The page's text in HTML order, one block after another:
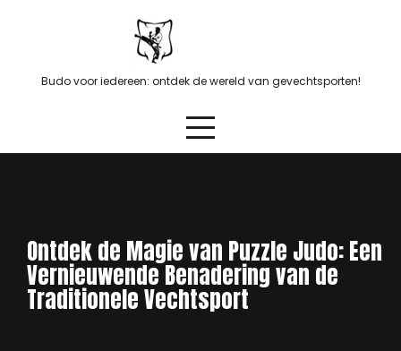
Budo voor iedereen: ontdek de wereld van gevechtsporten!
Ontdek de Magie van Puzzle Judo: Een
Vernieuwende Benadering van de
Traditionele Vechtsport